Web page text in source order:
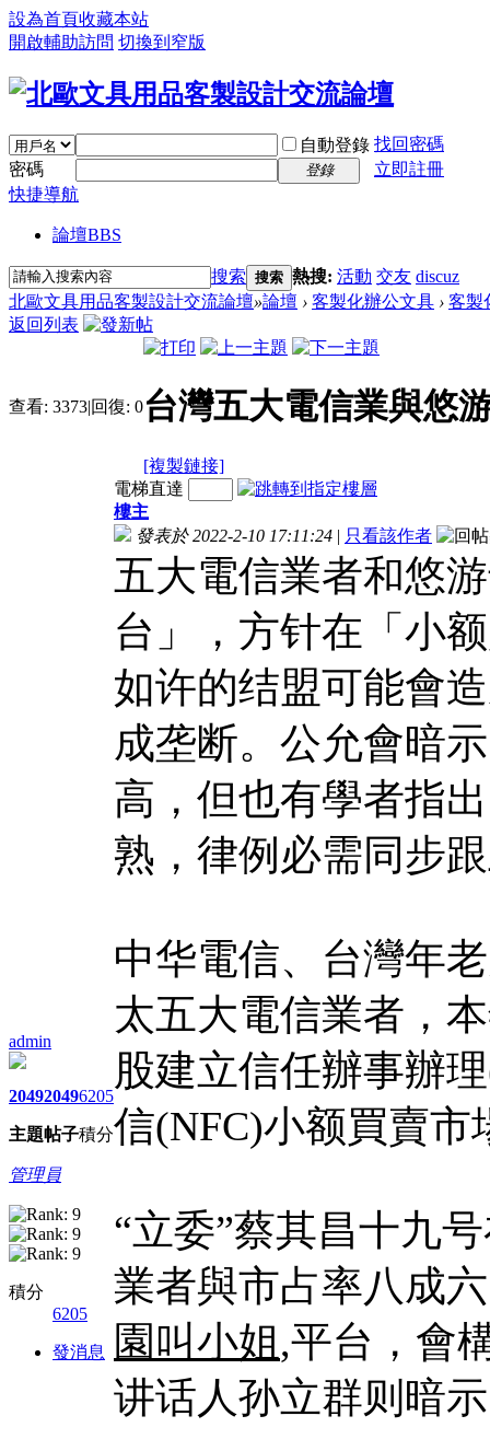
設為首頁收藏本站
開啟輔助訪問 切換到窄版
自動登錄 找回密碼
密碼
登錄
立即註冊
快捷導航
論壇BBS
搜索 搜索 熱搜: 活動 交友 discuz
北歐文具用品客製設計交流論壇»論壇 › 客製化辦公文具 › 客製
返回列表
查看: 3373|回復: 0台灣五大電信業與悠
[複製鏈接]
admin
2049
主題
2049
帖子
6205
積分
管理員
積分
6205
發消息
電梯直達
樓主
發表於 2022-2-10 17:11:24 | 只看該作者
五大電信業者和悠
台」，方针在「小
如许的结盟可能會
成垄断。公允會暗
高，但也有學者指
熟，律例必需同步
中华電信、台灣年
太五大電信業者，
股建立信任辦事辦
信(NFC)小额買賣市
“立委”蔡其昌十九
業者與市占率八成
園叫小姐,平台，會
讲话人孙立群则暗